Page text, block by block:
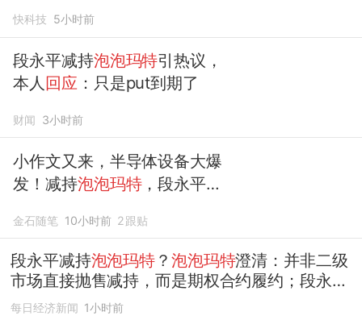
快科技 5小时前
段永平减持泡泡玛特引热议，
本人回应 ：只是put到期了
财闻 3小时前
小作文又来，半导体设备大爆
发！减持泡泡玛特，段永平回
金石随笔 10小时前 2跟贴
段永平减持泡泡玛特 ？ 泡泡玛特澄清：并非二级
市场直接抛售减持，而是期权合约履约；段永平
本人回应：就是期权到期
每日经济新闻 1小时前